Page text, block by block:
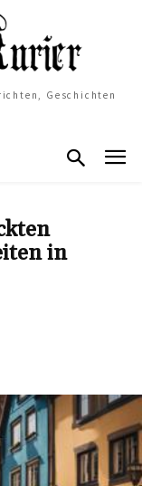
Geschichten
in